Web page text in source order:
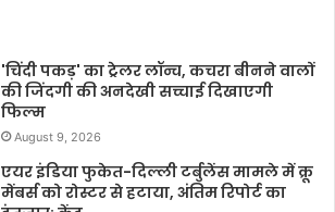
'चिंदी पकड़' का ट्रेलर लॉन्च, कचरा बीनने वालों
की जिंदगी की अनदेखी सच्चाई दिखाएगी
फिल्म
August 9, 2026
एयर इंडिया फुकेत-दिल्ली टर्बुलेंस मामले में क्रू
मेंबर्स को रोस्टर से हटाया, अंतिम रिपोर्ट का